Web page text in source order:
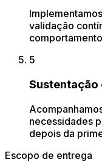
validação
5
Sustentação
necessidades
depois da
Escopo de entrega